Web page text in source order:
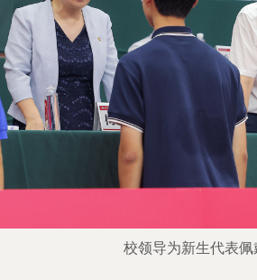
校领导为新生代表佩